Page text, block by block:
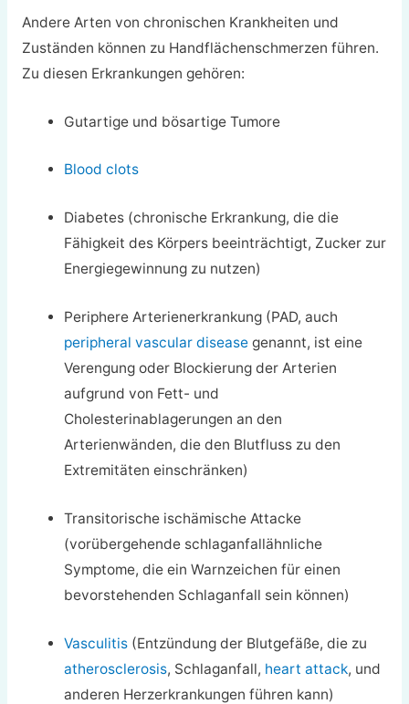
Andere Arten von chronischen Krankheiten und
Zuständen können zu Handflächenschmerzen führen.
Zu diesen Erkrankungen gehören:
Gutartige und bösartige Tumore
Blood clots
Diabetes (chronische Erkrankung, die die
Fähigkeit des Körpers beeinträchtigt, Zucker zur
Energiegewinnung zu nutzen)
Periphere Arterienerkrankung (PAD, auch
peripheral vascular disease genannt, ist eine
Verengung oder Blockierung der Arterien
aufgrund von Fett- und
Cholesterinablagerungen an den
Arterienwänden, die den Blutfluss zu den
Extremitäten einschränken)
Transitorische ischämische Attacke
(vorübergehende schlaganfallähnliche
Symptome, die ein Warnzeichen für einen
bevorstehenden Schlaganfall sein können)
Vasculitis (Entzündung der Blutgefäße, die zu
atherosclerosis, Schlaganfall, heart attack, und
anderen Herzerkrankungen führen kann)